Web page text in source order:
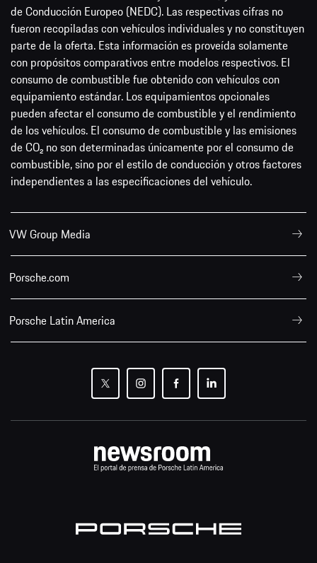
de Conducción Europeo (NEDC). Las respectivas cifras no
fueron recopiladas con vehículos individuales y no constituyen
parte de la oferta. Esta información es proveída solamente
con propósitos comparativos entre modelos respectivos. El
consumo de combustible fue obtenido con vehículos con
equipamiento estándar. Los equipamientos opcionales
pueden afectar el consumo de combustible y el rendimiento
de los vehículos. El consumo de combustible y las emisiones
de CO₂ no son determinadas únicamente por el consumo de
combustible, sino por el estilo de conducción y otros factores
independientes a las especificaciones del vehículo.
VW Group Media
Porsche.com
Porsche Latin America